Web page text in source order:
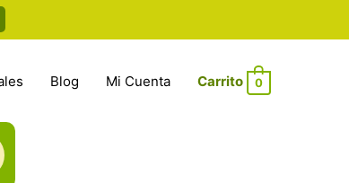
Blog Mi Cuenta 0